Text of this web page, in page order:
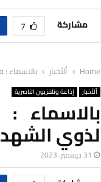
مشاركة 7
Home ألأخبار بالاسماء
ألأخبار إذاعة وتلفزيون الناصرية
بالاسماء
لذوي
31 ديسمبر، 2023